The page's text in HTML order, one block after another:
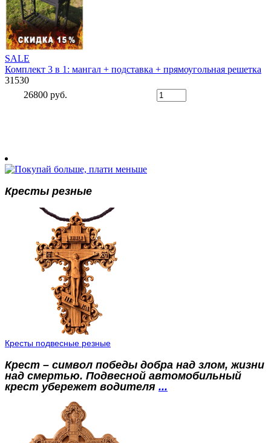
SALE
Комплект 3 в 1: мангал + подставка + прямоугольная решетка
31530
26800 руб.
Кресты резные
Кресты подвесные резные
Крест – символ победы добра над злом, жизни
над смертью. Подвесной автомобильный
крест убережет водителя ...